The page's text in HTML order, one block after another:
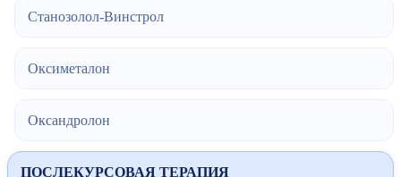
Станозолол-Винстрол
Оксиметалон
Оксандролон
ПОСЛЕКУРСОВАЯ ТЕРАПИЯ